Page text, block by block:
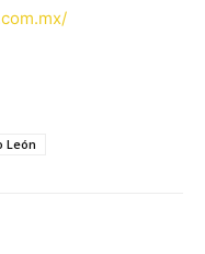
León